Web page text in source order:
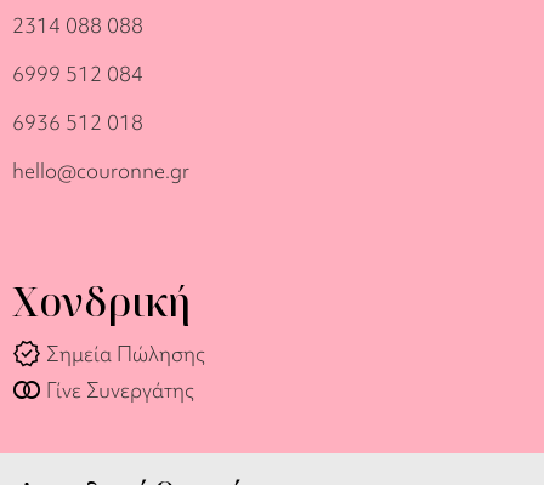
2314 088 088
6999 512 084
6936 512 018
hello@couronne.gr
Χονδρική
verified Σημεία Πώλησης
join_full Γίνε Συνεργάτης